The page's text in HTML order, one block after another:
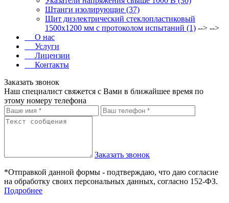
Штанги изолирующие (37)
Щит диэлектрический стеклопластиковый
1500х1200 мм с протоколом испытаний (1) --> -->
О нас
Услуги
Лицензии
Контакты
Заказать звонок
Наш специалист свяжется с Вами в ближайшее время по
этому номеру телефона
Заказать звонок
*Отправкой данной формы - подтверждаю, что даю согласие
на обработку своих персональных данных, согласно 152-ФЗ.
Подробнее